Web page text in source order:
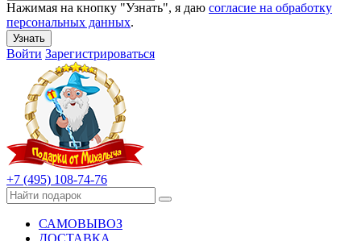
Нажимая на кнопку "Узнать", я даю согласие на обработку
персональных данных.
Узнать
Войти Зарегистрироваться
+7 (495) 108-74-76
САМОВЫВОЗ
ДОСТАВКА